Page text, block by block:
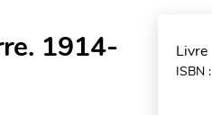
1914-
Livre
ISBN :